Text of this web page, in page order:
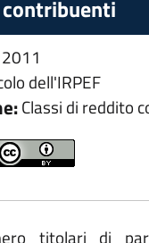
2011
dell'IRPEF
Classi di reddito
titolari di